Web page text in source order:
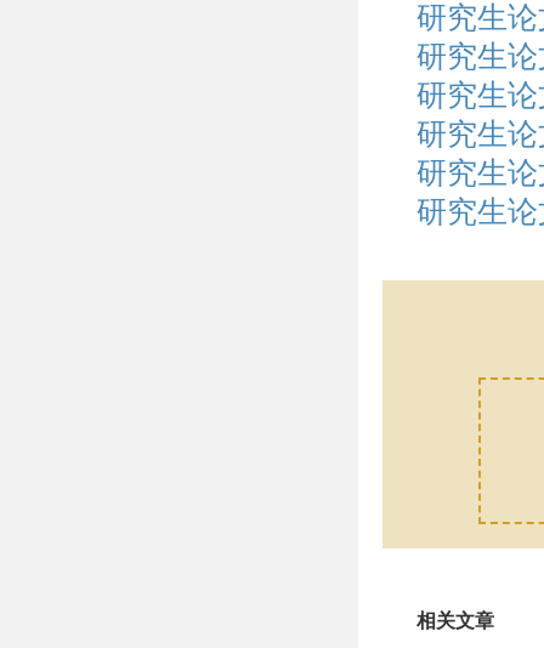
研究生
研究生
研究生
研究生
研究生
研究生
相关文章